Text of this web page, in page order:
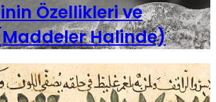
Özellikleri ve
Halinde)